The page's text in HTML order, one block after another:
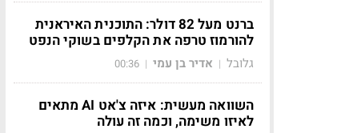
ברנט מעל 82 דולר: התוכנית האיראנית
להורמוז טרפה את הקלפים בשוקי הנפט
גלובל | אדיר בן עמי |
00:36
השוואה מעשית: איזה צ'אט AI מתאים
לאיזו משימה, וכמה זה עולה